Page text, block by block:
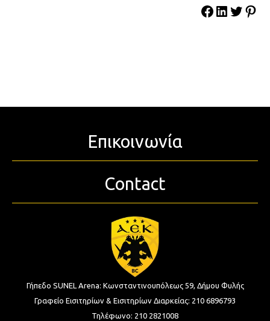
Επικοινωνία
Contact
Γήπεδο SUNEL Arena: Κωνσταντινουπόλεως 59, Δήμου Φυλής
Γραφείο Εισιτηρίων & Εισιτηρίων Διαρκείας: 210 6896793
Τηλέφωνο: 210 2821008